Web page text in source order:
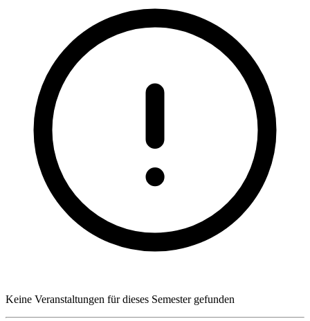
Keine Veranstaltungen für dieses Semester gefunden